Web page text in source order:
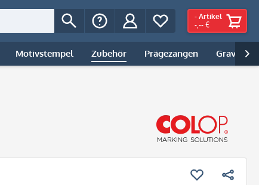
- Artikel
-,-- €
Motivstempel Zubehör Prägezangen Gravur |
